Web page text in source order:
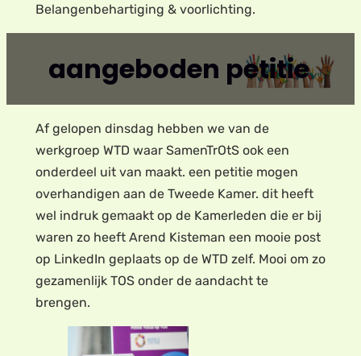
Belangenbehartiging & voorlichting.
aangeboden petitie
Af gelopen dinsdag hebben we van de
werkgroep WTD waar SamenTrOtS ook een
onderdeel uit van maakt. een petitie mogen
overhandigen aan de Tweede Kamer. dit heeft
wel indruk gemaakt op de Kamerleden die er bij
waren zo heeft Arend Kisteman een mooie post
op LinkedIn geplaats op de WTD zelf. Mooi om zo
gezamenlijk TOS onder de aandacht te
brengen.